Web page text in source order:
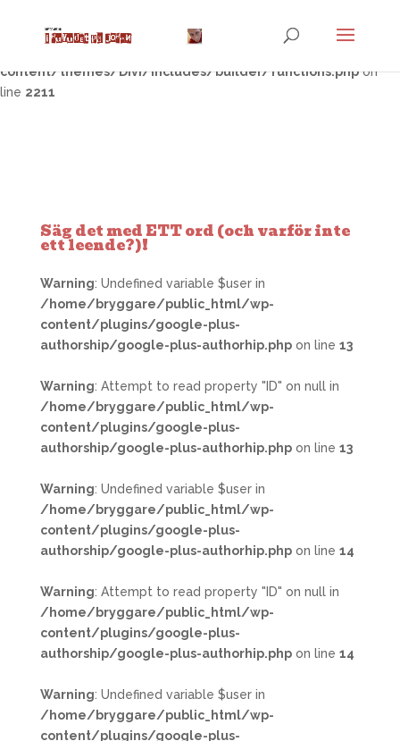
Warning: Trying to access array offset on false in
content/themes/Divi/includes/builder/functions.phpon
line 2211
Säg det med ETT ord (och varför inte
ett leende?)!
Warning: Undefined variable $user in
/home/bryggare/public_html/wp-
content/plugins/google-plus-
authorship/google-plus-authorhip.phpon line 13
Warning: Attempt to read property "ID" on null in
/home/bryggare/public_html/wp-
content/plugins/google-plus-
authorship/google-plus-authorhip.phpon line 13
Warning: Undefined variable $user in
/home/bryggare/public_html/wp-
content/plugins/google-plus-
authorship/google-plus-authorhip.phpon line 14
Warning: Attempt to read property "ID" on null in
/home/bryggare/public_html/wp-
content/plugins/google-plus-
authorship/google-plus-authorhip.phpon line 14
Warning: Undefined variable $user in
/home/bryggare/public_html/wp-
content/plugins/google-plus-